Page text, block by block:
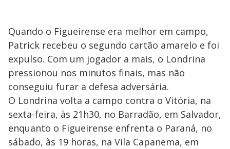
Quando o Figueirense era melhor em campo,
Patrick recebeu o segundo cartão amarelo e foi
expulso. Com um jogador a mais, o Londrina
pressionou nos minutos finais, mas não
conseguiu furar a defesa adversária.
O Londrina volta a campo contra o Vitória, na
sexta-feira, às 21h30, no Barradão, em Salvador,
enquanto o Figueirense enfrenta o Paraná, no
sábado, às 19 horas, na Vila Capanema, em